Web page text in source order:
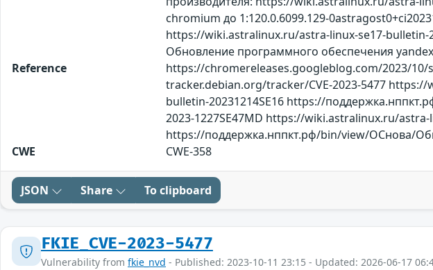
chromium до 1:120.0.6099.129-
https://wiki.astralinux.ru/astra-linux-se17-
Обновление программного обеспечения
Reference
https://chromereleases.googleblog.com/2023/
tracker.debian.org/tracker/CVE-2023-5477
bulletin-20231214SE16 https://
2023-1227SE47MD https://wiki.astralinux.ru/
https://поддержка.нппкт.рф/bin/view/ОСнова/
CWE
CWE-358
JSON Share To clipboard
FKIE_CVE-2023-5477
Vulnerability from fkie_nvd - Published: 2023-10-11 23:15 - Updated: 2026-06-17